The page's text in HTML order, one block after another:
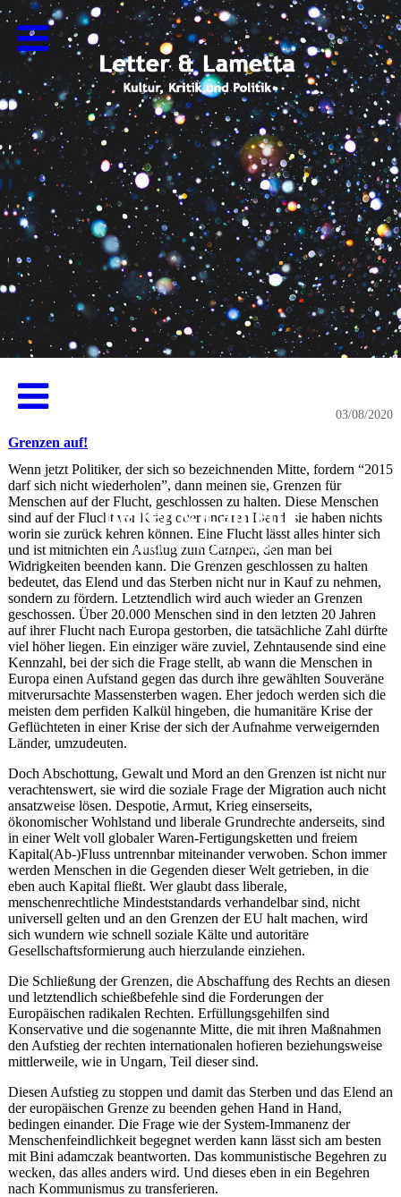
03/08/2020
Grenzen auf!
Wenn jetzt Politiker, der sich so bezeichnenden Mitte, fordern “2015
darf sich nicht wiederholen”, dann meinen sie, Grenzen für
Menschen auf der Flucht, geschlossen zu halten. Diese Menschen
sind auf der Flucht vor Krieg oder anderen Elend, sie haben nichts
worin sie zurück kehren können. Eine Flucht lässt alles hinter sich
und ist mitnichten ein Ausflug zum Campen, den man bei
Widrigkeiten beenden kann. Die Grenzen geschlossen zu halten
bedeutet, das Elend und das Sterben nicht nur in Kauf zu nehmen,
sondern zu fördern. Letztendlich wird auch wieder an Grenzen
geschossen. Über 20.000 Menschen sind in den letzten 20 Jahren
auf ihrer Flucht nach Europa gestorben, die tatsächliche Zahl dürfte
viel höher liegen. Ein einziger wäre zuviel, Zehntausende sind eine
Kennzahl, bei der sich die Frage stellt, ab wann die Menschen in
Europa einen Aufstand gegen das durch ihre gewählten Souveräne
mitverursachte Massensterben wagen. Eher jedoch werden sich die
meisten dem perfiden Kalkül hingeben, die humanitäre Krise der
Geflüchteten in einer Krise der sich der Aufnahme verweigernden
Länder, umzudeuten.
Doch Abschottung, Gewalt und Mord an den Grenzen ist nicht nur
verachtenswert, sie wird die soziale Frage der Migration auch nicht
ansatzweise lösen. Despotie, Armut, Krieg einserseits,
ökonomischer Wohlstand und liberale Grundrechte anderseits, sind
in einer Welt voll globaler Waren-Fertigungsketten und freiem
Kapital(Ab-)Fluss untrennbar miteinander verwoben. Schon immer
werden Menschen in die Gegenden dieser Welt getrieben, in die
eben auch Kapital fließt. Wer glaubt dass liberale,
menschenrechtliche Mindeststandards verhandelbar sind, nicht
universell gelten und an den Grenzen der EU halt machen, wird
sich wundern wie schnell soziale Kälte und autoritäre
Gesellschaftsformierung auch hierzulande einziehen.
Die Schließung der Grenzen, die Abschaffung des Rechts an diesen
und letztendlich schießbefehle sind die Forderungen der
Europäischen radikalen Rechten. Erfüllungsgehilfen sind
Konservative und die sogenannte Mitte, die mit ihren Maßnahmen
den Aufstieg der rechten internationalen hofieren beziehungsweise
mittlerweile, wie in Ungarn, Teil dieser sind.
Diesen Aufstieg zu stoppen und damit das Sterben und das Elend an
der europäischen Grenze zu beenden gehen Hand in Hand,
bedingen einander. Die Frage wie der System-Immanenz der
Menschenfeindlichkeit begegnet werden kann lässt sich am besten
mit Bini adamczak beantworten. Das kommunistische Begehren zu
wecken, das alles anders wird. Und dieses eben in ein Begehren
nach Kommunismus zu transferieren.
Letter & Lametta
Kultur, Kritik und Politik